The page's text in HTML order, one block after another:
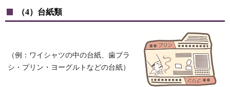
（4）台紙類
（例：ワイシャツの中の台紙、歯ブラ
シ・プリン・ヨーグルトなどの台紙）